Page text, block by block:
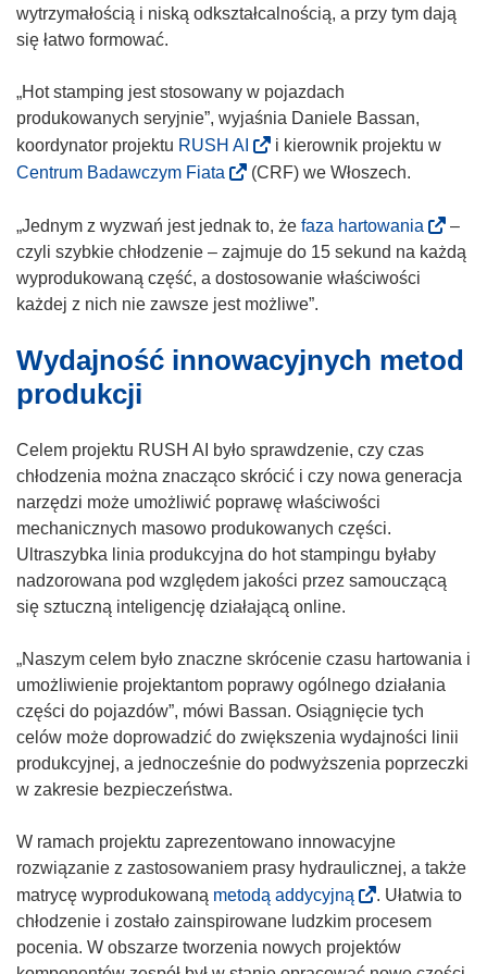
ś
k
o
t
w
r
z
y
s
ę
w
w
y
m
o
k
n
i
)
wytrzymałością i niską odkształcalnością, a przy tym dają
się łatwo formować.
„Hot stamping jest stosowany w pojazdach
produkowanych seryjnie”, wyjaśnia Daniele Bassan,
koordynator projektu RUSH AI
o
n
o
ś
n
k
o
r
z
y
s
i
ę
n
o
w
y
m
n
e
)
i kierownik projektu w
Centrum Badawczym Fiata
d
n
o
ś
i
w
o
r
z
y
s
i
w
n
o
w
y
m
k
n
i
e
)
(CRF) we Włoszech.
„Jednym z wyzwań jest jednak to, że faza hartowania
o
ś
o
t
r
z
i
ę
n
o
o
k
n
–
czyli szybkie chłodzenie – zajmuje do 15 sekund na każdą
wyprodukowaną część, a dostosowanie właściwości
każdej z nich nie zawsze jest możliwe”.
Wydajność innowacyjnych metod
produkcji
Celem projektu RUSH AI było sprawdzenie, czy czas
chłodzenia można znacząco skrócić i czy nowa generacja
narzędzi może umożliwić poprawę właściwości
mechanicznych masowo produkowanych części.
Ultraszybka linia produkcyjna do hot stampingu byłaby
nadzorowana pod względem jakości przez samouczącą
się sztuczną inteligencję działającą online.
„Naszym celem było znaczne skrócenie czasu hartowania i
umożliwienie projektantom poprawy ogólnego działania
części do pojazdów”, mówi Bassan. Osiągnięcie tych
celów może doprowadzić do zwiększenia wydajności linii
produkcyjnej, a jednocześnie do podwyższenia poprzeczki
w zakresie bezpieczeństwa.
W ramach projektu zaprezentowano innowacyjne
rozwiązanie z zastosowaniem prasy hydraulicznej, a także
matrycę wyprodukowaną metodą addycyjną
o
d
. Ułatwia to
chłodzenie i zostało zainspirowane ludzkim procesem
pocenia. W obszarze tworzenia nowych projektów